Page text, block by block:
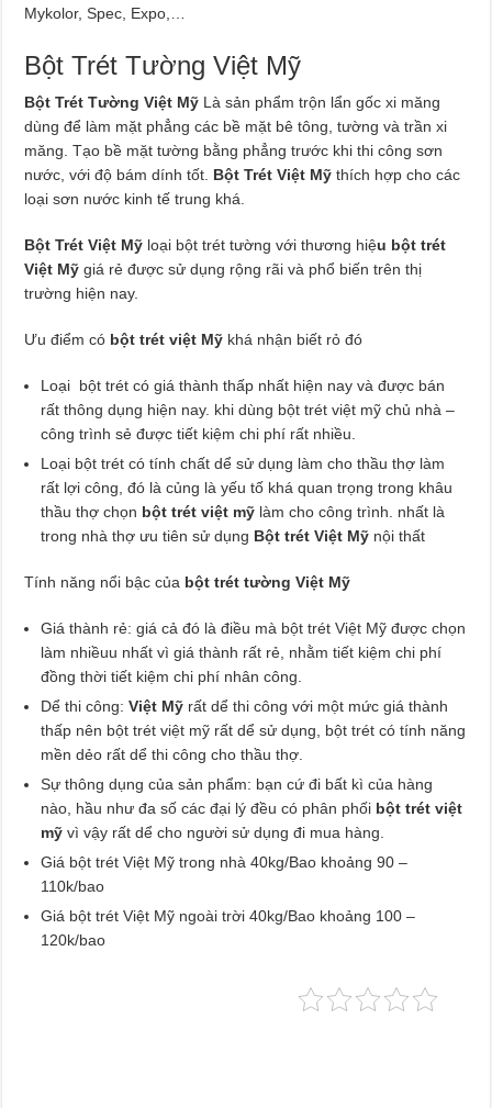
Mykolor, Spec, Expo,…
Bột Trét Tường Việt Mỹ
Bột Trét Tường Việt Mỹ Là sản phẩm trộn lẩn gốc xi măng
dùng để làm mặt phẳng các bề mặt bê tông, tường và trần xi
măng. Tạo bề mặt tường bằng phẳng trước khi thi công sơn
nước, với độ bám dính tốt. Bột Trét Việt Mỹthích hợp cho các
loại sơn nước kinh tế trung khá.
Bột Trét Việt Mỹ loại bột trét tường với thương hiệu bột trét
Việt Mỹgiá rẻ được sử dụng rộng rãi và phổ biến trên thị
trường hiện nay.
Ưu điểm có bột trét việt Mỹ khá nhận biết rỏ đó
Loại bột trét có giá thành thấp nhất hiện nay và được bán
rất thông dụng hiện nay. khi dùng bột trét việt mỹ chủ nhà –
công trình sẻ được tiết kiệm chi phí rất nhiều.
Loại bột trét có tính chất dể sử dụng làm cho thầu thợ làm
rất lợi công, đó là củng là yếu tố khá quan trọng trong khâu
thầu thợ chọn bột trét việt mỹ làm cho công trình. nhất là
trong nhà thợ ưu tiên sử dụng Bột trét Việt Mỹ nội thất
Tính năng nổi bậc của bột trét tường Việt Mỹ
Giá thành rẻ: giá cả đó là điều mà bột trét Việt Mỹ được chọn
làm nhiềuu nhất vì giá thành rất rẻ, nhằm tiết kiệm chi phí
đồng thời tiết kiệm chi phí nhân công.
Dể thi công:Việt Mỹ rất dể thi công với một mức giá thành
thấp nên bột trét việt mỹ rất dể sử dụng, bột trét có tính năng
mền dẻo rất dể thi công cho thầu thợ.
Sự thông dụng của sản phẩm: bạn cứ đi bất kì của hàng
nào, hầu như đa số các đại lý đều có phân phối bột trét việt
mỹ vì vậy rất dể cho người sử dụng đi mua hàng.
Giá bột trét Việt Mỹ trong nhà 40kg/Bao khoảng 90 –
110k/bao
Giá bột trét Việt Mỹ ngoài trời 40kg/Bao khoảng 100 –
120k/bao